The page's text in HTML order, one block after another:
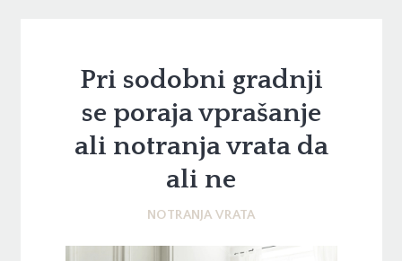
Pri sodobni gradnji
se poraja vprašanje
ali notranja vrata da
ali ne
NOTRANJA VRATA